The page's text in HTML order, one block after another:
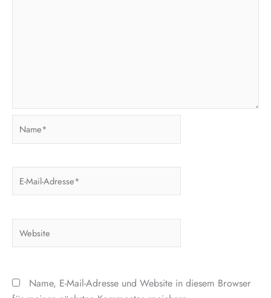
Name, E-Mail-Adresse und Website in diesem Browser